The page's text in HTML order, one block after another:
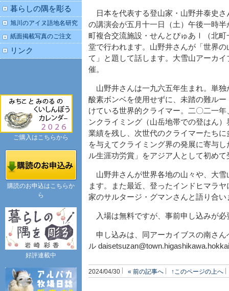
日本を代表する登山家・山野井泰史さ
の講演会が五月十一日（土）午後一時半
町複合交流施設・せんとぴゅあⅠ（北町
堂で行われます。山野井さんが「世界の
て」と題して話します。大雪山アーカイ
催。
山野井さんは一九六五年生まれ。単独
酸素ボンベを使用せずに、未踏の難ルー
けている世界的クライマー。二〇二一年
ンクライミング（山岳地帯での登はん）
業績を残し、次世代のクライマーたちに
を与えてクライミング界の発展に寄与
ル生涯功労賞」をアジア人として初め
山野井さんが世界各地の山々や、大雪
ます。また最近、登ったインドヒマラ
家のサルタージ・グマンさんと語り合
入場は無料ですが、事前申し込みが必
申し込みは、同アーカイブスの南さ
ル
2024/04/30 « 前の記事へ ↑このページの上へ
暮らしの隅を彫る
旭川のアイヌ語地名研究
紙面掲載写真のご注文
リンク
ご購入はこちらから
購読のお申込はこちらか
ら
好評連載中